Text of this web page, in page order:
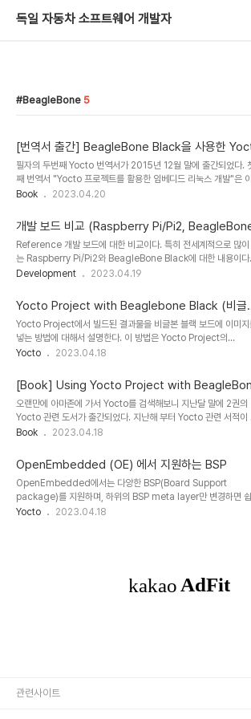
독일 자동차 소프트웨어 개발자
BeagleBone 5
[번역서 출간] BeagleBone Black을 사용한
프로젝트
필자의 두번째 Yocto 번역서가 2015년 12월 말에 출간되었다.
째 번역서 "Yocto 프로젝트를 활용한 임베디드 리눅스 개발"은
중심의 설명이였다면, 이 책은 욕토의 레퍼런스 보드인 비글본 블랙
역중에 있고 올해 중순쯤(?) 출간될 것 같다. 네번째 번역서(주로
Embedded LInux 관련 내용)도 계획이 되어 있다. 올해 2월에
Raspberry Pi Yocto 관련 책이 출간되니 이것도 검토해 볼 예
다. 사실 Raspberry PI가 전세계적으로 제일 많이 사용하는
Reference 개발 보드이기 때문에 의미있을 것 같다. 요약 이 책은
Book 2023.04.20
개발 보드 비교 (Raspberry Pi/Pi2,
lack)
Reference 개발 보드에 대한 비교이다. 특히 전세계적으로 많이
는 Raspberry Pi/Pi2와 BeagleBone Black에 대한 내용이다
론부터 말하면, 전 세계적으로 많이 사용하고 국내에 번역서도 많이
개발을 하고 싶을 때 사용하면 좋다. 임베디드 개발을 시작하는 사
게 좋을 듯 하다. 장점: 저렴한 가격(?), 멀티미디어 가속 지원 단점:
부 인터페이스가 많지 않음 Beaglebone은 여러 GPIO를 사용하
다양한 액세서리 디바이스를 제어할 수 있고, 모든 HW에 관련된
가 공개되어 있다. 기존에 Raspberry Pi보다 장점은 하드웨어 스
Development 2023.04.19
Yocto Project with Beaglebone Black (비글
블랙)
Yocto Project에서 빌드된 결과물을 비글본 블랙 보드에 이미지
넣는 방법에 대해서 설명한다. 이 방법은 Yocto Project의
Reference Platform인 Poky,
README.hardware,
http://git.yoctoproject.org/cgit/cgit.cgi/poky/tree/
ME.hardware에 자세히 나와 있다. 기본적으로 beaglebone은
Yocto Project의 Reference 보드 중에 하나이다. 빌드할 때
local.conf의 MACHINE을 beaglebone으로 변경하고 빌드하
Yocto 2023.04.18
[Book] Using Yocto Project with
Black
오랜만에 아마존에 가서 Yocto를 검색해보니 지난달 말에 2권의
Yocto 관련 도서가 출간되었다. 지난해 부터 Yocto 관련 서적이
속 해외에서 출간되는 것을 보니 전 세계적으로 점점 많이 사용하는
지켜보고 있긴 했다. 출간 된 것을 보자마자 오늘 아마존에서 구매를
했고 곧 오면 읽고 여기에 하나하나 필요한 항목마다 글을 남기려고
다. 특히 여기서 소개하는 BeagleBone Black 관련 도서에 대한
용은 실제 해보면서 여기에 간단히 내용을 적어보려 한다. (저작권
걸리려나 :) 그리고 이 책은 에이콘 출판사를 통해 한국어로 번역되
Book 2023.04.18
OpenEmbedded (OE) 에서 지원하는 BSP
OpenEmbedded에서는 다양한 BSP(Board Support
package)를 지원하며, 하위의 BSP meta layer만 변경하면
그 BSP에 맞는 리눅스 이미지를 생성할 수 있도록 설계되어 있다.
서 실습 보드로 사용할 정도로 호환이 잘 되고 있다. 참고로 일반적
로 Yocto Dev. Day는 Embedded Linux Conference에 맞
Yocto 2023.04.18
관련사이트